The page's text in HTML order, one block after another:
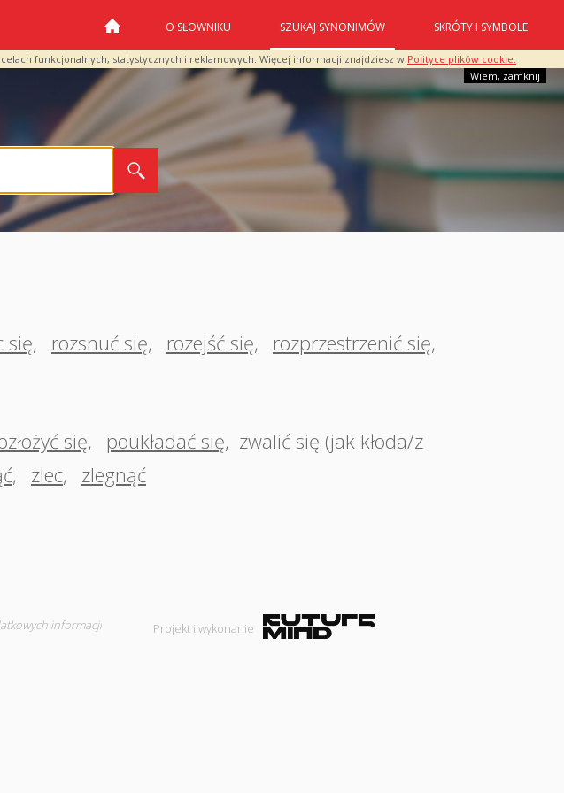
funkcjonalnych, statystycznych i reklamowych. Więcej informacji znajdziesz w Polityce plików cookie.
Wiem, zamknij
O SŁOWNIKU SZUKAJ SYNONIMÓW SKRÓTY I SYMBOLE
się, rozsnuć się, rozejść się, rozprzestrzenić się,
się, poukładać się, zwalić się (jak kłoda/z
, zlec, zlegnąć
informacji Projekt i wykonanie